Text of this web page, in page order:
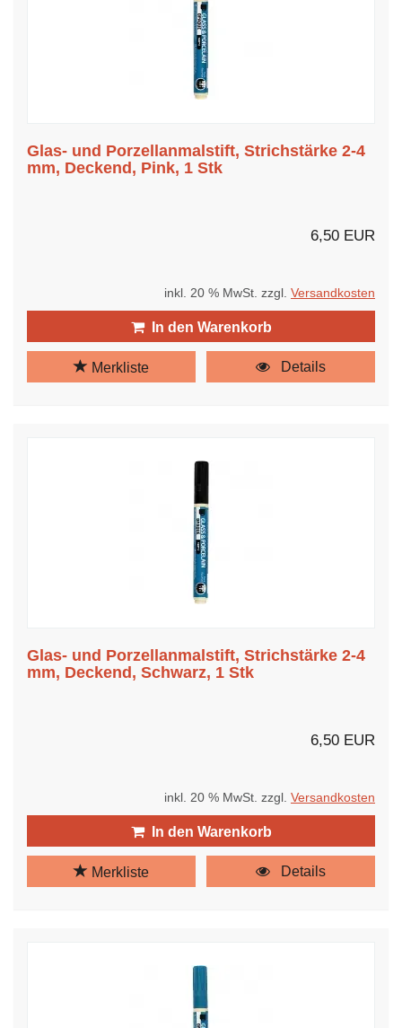
Glas- und Porzellanmalstift, Strichstärke 2-4
mm, Deckend, Pink, 1 Stk
6,50 EUR
inkl. 20 % MwSt. zzgl. Versandkosten
In den Warenkorb
Merkliste Details
Glas- und Porzellanmalstift, Strichstärke 2-4
mm, Deckend, Schwarz, 1 Stk
6,50 EUR
inkl. 20 % MwSt. zzgl. Versandkosten
In den Warenkorb
Merkliste Details